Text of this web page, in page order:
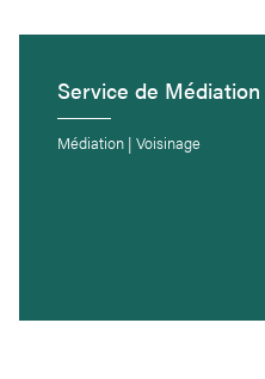
Service de Médiation
Médiation | Voisinage